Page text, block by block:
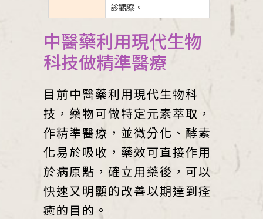
診觀察。
中醫藥利用現代生物
科技做精準醫療
目前中醫藥利用現代生物科
技，藥物可做特定元素萃取，
作精準醫療，並微分化、酵素
化易於吸收，藥效可直接作用
於病原點，確立用藥後，可以
快速又明顯的改善以期達到痊
癒的目的。